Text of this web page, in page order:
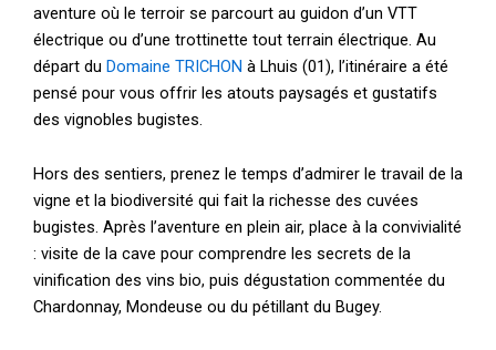
aventure où le terroir se parcourt au guidon d’un VTT
électrique ou d’une trottinette tout terrain électrique. Au
départ du Domaine TRICHON à Lhuis (01), l’itinéraire a été
pensé pour vous offrir les atouts paysagés et gustatifs
des vignobles bugistes.
Hors des sentiers, prenez le temps d’admirer le travail de la
vigne et la biodiversité qui fait la richesse des cuvées
bugistes. Après l’aventure en plein air, place à la convivialité
: visite de la cave pour comprendre les secrets de la
vinification des vins bio, puis dégustation commentée du
Chardonnay, Mondeuse ou du pétillant du Bugey.